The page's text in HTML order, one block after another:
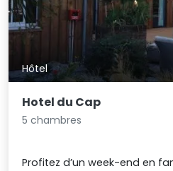
Hôtel
Hotel du Cap
5 chambres
Profitez d’un week-end en